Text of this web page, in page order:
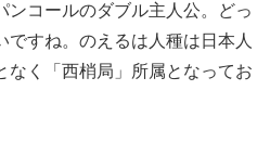
ンコールのダブル主人公。どっ
ですね。のえるは人種は日本人
なく「西梢局」所属となってお